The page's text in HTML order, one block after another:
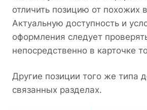
отличить позицию от похожих
Актуальную доступность и
оформления следует
непосредственно в карточке
Другие позиции того же типа
связанных разделах.